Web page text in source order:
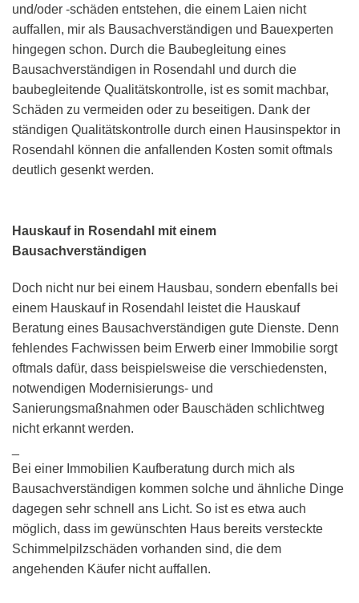
und/oder -schäden entstehen, die einem Laien nicht
auffallen, mir als Bausachverständigen und Bauexperten
hingegen schon. Durch die Baubegleitung eines
Bausachverständigen in Rosendahl und durch die
baubegleitende Qualitätskontrolle, ist es somit machbar,
Schäden zu vermeiden oder zu beseitigen. Dank der
ständigen Qualitätskontrolle durch einen Hausinspektor in
Rosendahl können die anfallenden Kosten somit oftmals
deutlich gesenkt werden.
Hauskauf in Rosendahl mit einem
Bausachverständigen
Doch nicht nur bei einem Hausbau, sondern ebenfalls bei
einem Hauskauf in Rosendahl leistet die Hauskauf
Beratung eines Bausachverständigen gute Dienste. Denn
fehlendes Fachwissen beim Erwerb einer Immobilie sorgt
oftmals dafür, dass beispielsweise die verschiedensten,
notwendigen Modernisierungs- und
Sanierungsmaßnahmen oder Bauschäden schlichtweg
nicht erkannt werden.
Bei einer Immobilien Kaufberatung durch mich als
Bausachverständigen kommen solche und ähnliche Dinge
dagegen sehr schnell ans Licht. So ist es etwa auch
möglich, dass im gewünschten Haus bereits versteckte
Schimmelpilzschäden vorhanden sind, die dem
angehenden Käufer nicht auffallen.